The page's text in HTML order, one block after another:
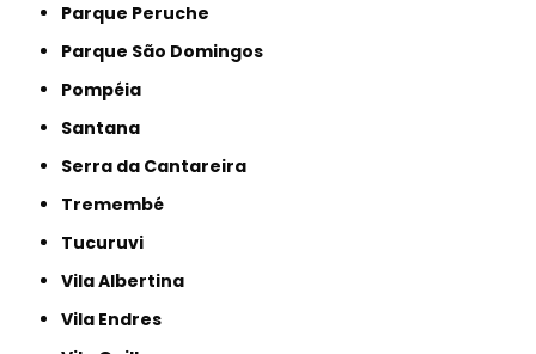
Parque Peruche
Parque São Domingos
Pompéia
Santana
Serra da Cantareira
Tremembé
Tucuruvi
Vila Albertina
Vila Endres